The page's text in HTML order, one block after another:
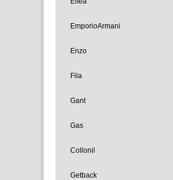
EmporioArmani
Enzo
Fila
Gant
Gas
Collonil
Getback